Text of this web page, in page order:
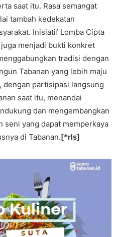
saat itu. Rasa semangat
tambah kedekatan
Inisiatif Lomba Cipta
menjadi bukti konkret
tradisi dengan
Tabanan yang lebih maju
dengan partisipasi langsung
saat itu, menandai
dan mengembangkan
seni yang dapat memperkaya
di Tabanan.[*rls]